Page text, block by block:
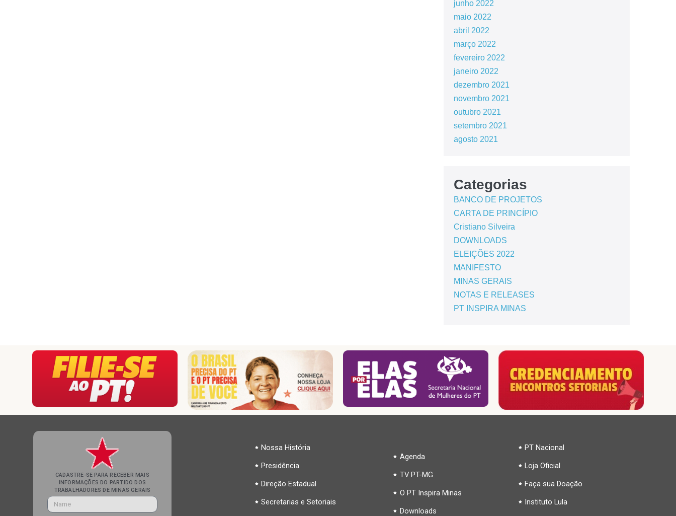
junho 2022
maio 2022
abril 2022
março 2022
fevereiro 2022
janeiro 2022
dezembro 2021
novembro 2021
outubro 2021
setembro 2021
agosto 2021
Categorias
BANCO DE PROJETOS
CARTA DE PRINCÍPIO
Cristiano Silveira
DOWNLOADS
ELEIÇÕES 2022
MANIFESTO
MINAS GERAIS
NOTAS E RELEASES
PT INSPIRA MINAS
CADASTRE-SE PARA RECEBER MAIS
INFORMAÇÕES DO PARTIDO DOS
TRABALHADORES DE MINAS GERAIS
Nossa História
Presidência
Direção Estadual
Secretarias e Setoriais
Agenda
TV PT-MG
O PT Inspira Minas
Downloads
PT Nacional
Loja Oficial
Faça sua Doação
Instituto Lula